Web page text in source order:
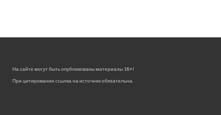
На сайте могут быть опубликованы материалы 18+!
При цитировании ссылка на источник обязательна.